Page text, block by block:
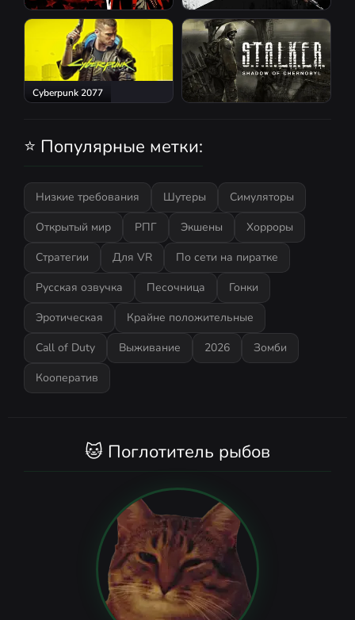
Red Dead Redemption 2 Atomic Heart
Cyberpunk 2077
⭐ Популярные метки:
Низкие требования Шутеры
Симуляторы
Открытый мир
РПГ Экшены
Хорроры
Стратегии
Для VR
По сети на пиратке
Русская озвучка
Песочница
Гонки
Эротическая
Крайне положительные
Call of Duty
Выживание 2026
Зомби
Кооператив
🐱 Поглотитель рыбов